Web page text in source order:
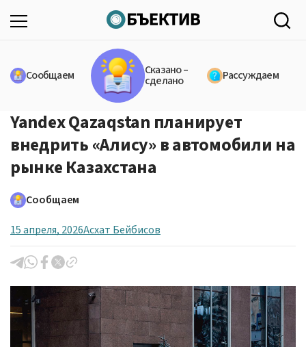
Сообщаем Сказано –
сделано Рассуждаем
Yandex Qazaqstan планирует
внедрить «Алису» в автомобили на
рынке Казахстана
Сообщаем
15 апреля, 2026Асхат Бейбисов